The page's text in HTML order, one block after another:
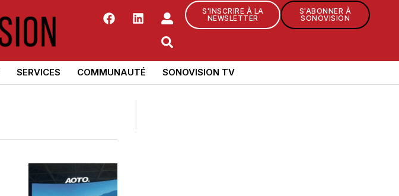
S'INSCRIRE À LA
NEWSLETTER
S'ABONNER À
SONOVISION
SERVICES COMMUNAUTÉ SONOVISION TV